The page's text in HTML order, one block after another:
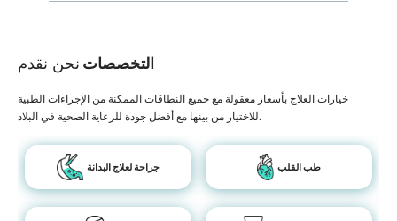
التخصصات نحن نقدم
خيارات العلاج بأسعار معقولة مع جميع النطاقات الممكنة من الإجراءات الطبية
للاختيار من بينها مع أفضل جودة للرعاية الصحية في البلاد.
جراحة لعلاج البدانة طب القلب